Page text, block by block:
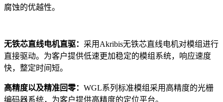
腐蚀的优越性。
无铁芯直线电机直驱： 采用Akribis无铁芯直线电机对模组进行
直接驱动。为客户提供低速更加稳定的模组系统，响应速度
快，整定时间短。
高精度以及精准回零： WGL系列标准模组采用高精度的光栅
编码器系统，为客户提供高精度的定位平台。